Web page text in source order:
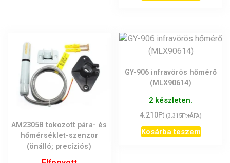
AM2305B tokozott pára- és
hőmérséklet-szenzor
(önálló; precíziós)
GY-906 infravörös hőmérő
(MLX90614)
2 készleten.
4.210Ft (3.315Ft+ÁFA)
Kosárba teszem